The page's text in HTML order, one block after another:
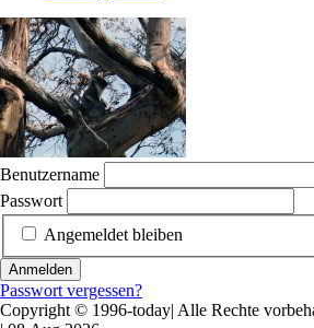
Benutzername
Passwort
Angemeldet bleiben
Anmelden
Passwort vergessen?
Copyright © 1996-today| Alle Rechte